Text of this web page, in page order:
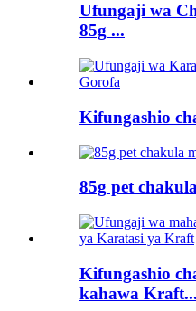
Ufungaji wa
85g ...
Kifungashio
85g pet
Kifungashio
kahawa Kraft...